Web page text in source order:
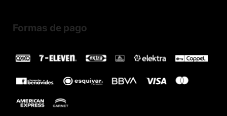
Formas de pago